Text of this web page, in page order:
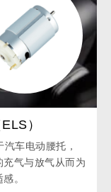
）
车电动腰托，
气与放气从而为
。